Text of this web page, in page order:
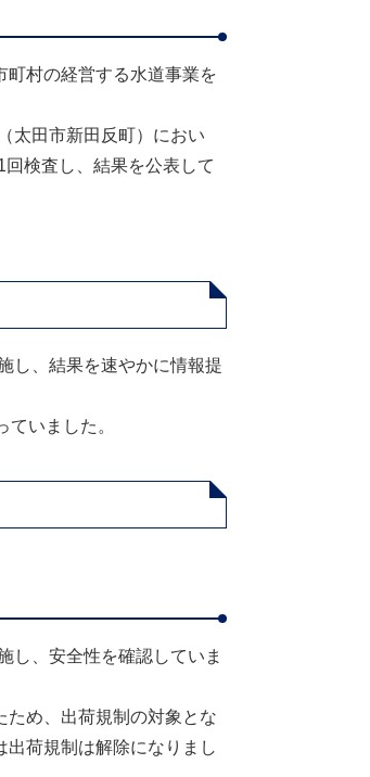
村の経営する水道事業を
太田市新田反町）におい
検査し、結果を公表して
し、結果を速やかに情報提
いました。
し、安全性を確認していま
め、出荷規制の対象とな
出荷規制は解除になりまし